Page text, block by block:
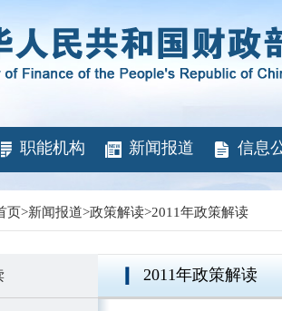
职能机构 新闻报道 信息
页>新闻报道>政策解读>2011年政策解读
2011年政策解读